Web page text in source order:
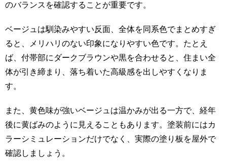
のバランスを確認することが重要です。
ベージュは馴染みやすい反面、全体を同系色でまとめすぎ
ると、メリハリのない印象になりやすい色です。たとえ
ば、付帯部にダークブラウンや黒を合わせると、住まい全
体が引き締まり、落ち着いた高級感を出しやすくなりま
す。
また、黄色味が強いベージュは温かみが出る一方で、経年
後に黄ばみのように見えることもあります。塗装前にはカ
ラーシミュレーションだけでなく、実際の塗り板を屋外で
確認しましょう。